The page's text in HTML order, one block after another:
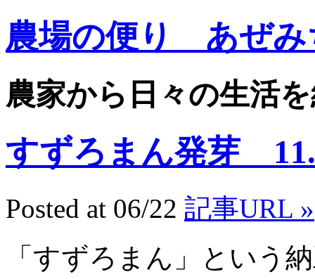
農場の便り あぜみ
農家から日々の生活
すずろまん発芽
Posted at 06/22 記事URL »
「すずろまん」という